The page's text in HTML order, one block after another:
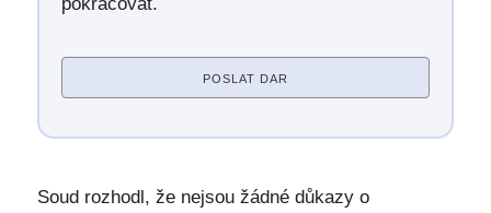
POSLAT DAR
Soud rozhodl, že nejsou žádné důkazy o